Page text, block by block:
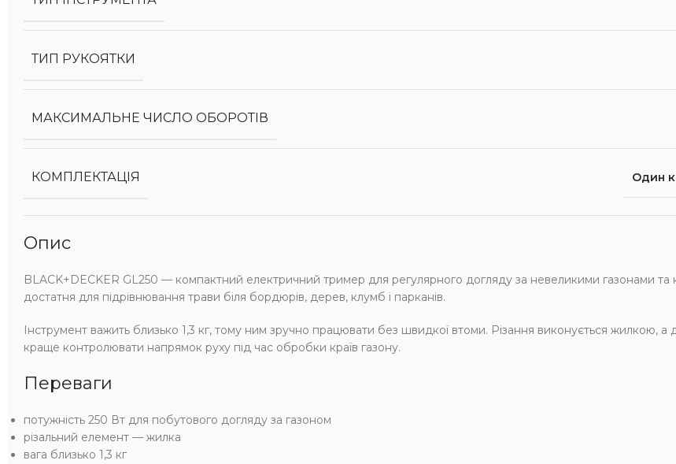
ТИП РУКОЯТКИ
МАКСИМАЛЬНЕ ЧИСЛО ОБОРОТІВ
КОМПЛЕКТАЦІЯ Один
Опис
BLACK+DECKER GL250 — компактний електричний тример для регулярного догляду за невеликими газонами та
достатня для підрівнювання трави біля бордюрів, дерев, клумб і парканів.
Інструмент важить близько 1,3 кг, тому ним зручно працювати без швидкої втоми. Різання виконується жилкою, а
краще контролювати напрямок руху під час обробки країв газону.
Переваги
потужність 250 Вт для побутового догляду за газоном
різальний елемент — жилка
вага близько 1,3 кг